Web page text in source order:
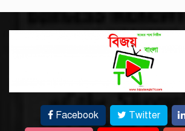
Facebook Twitter